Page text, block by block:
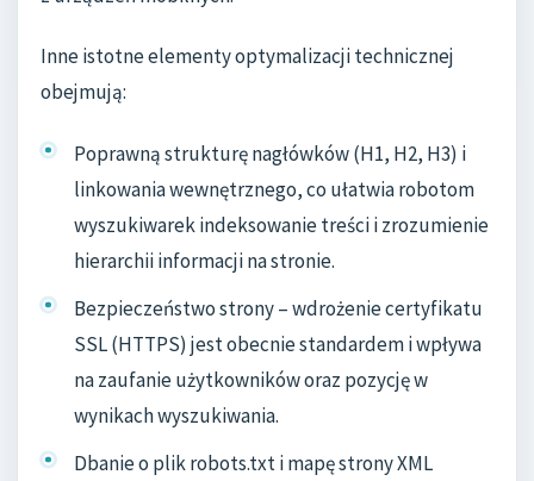
Inne istotne elementy optymalizacji technicznej
obejmują:
Poprawną strukturę nagłówków (H1, H2, H3) i
linkowania wewnętrznego, co ułatwia robotom
wyszukiwarek indeksowanie treści i zrozumienie
hierarchii informacji na stronie.
Bezpieczeństwo strony – wdrożenie certyfikatu
SSL (HTTPS) jest obecnie standardem i wpływa
na zaufanie użytkowników oraz pozycję w
wynikach wyszukiwania.
Dbanie o plik robots.txt i mapę strony XML